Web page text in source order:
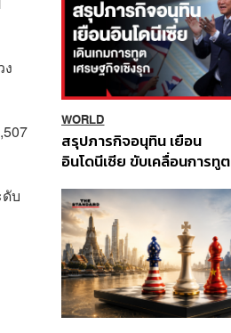
บ
WORLD
สรุปภารกิจอนุทิน เยือน
อินโดนีเซีย ขับเคลื่อนการทูต
ส่วนยุทธศาสตร์ไทย –
อินโดนีเซีย